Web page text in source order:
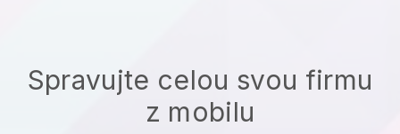
Spravujte celou svou firmu
z mobilu